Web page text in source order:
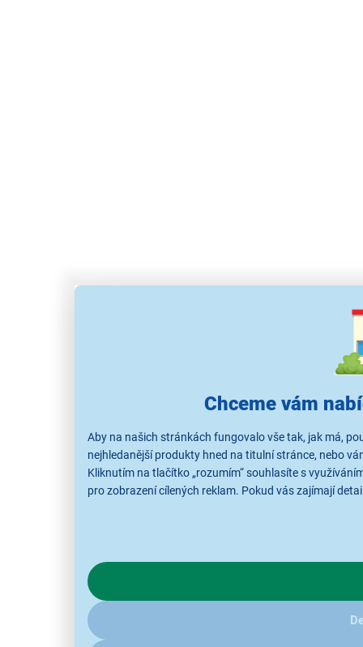
Chceme vám
Aby na našich stránkách fungovalo vše tak, jak má,
nejhledanější produkty hned na titulní stránce, nebo
Kliknutím na tlačítko „rozumím“ souhlasíte s
pro zobrazení cílených reklam. Pokud vás zajímají